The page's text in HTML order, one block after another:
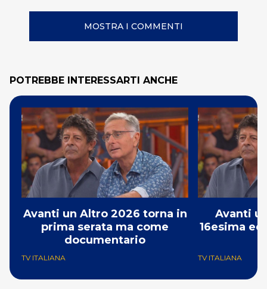
MOSTRA I COMMENTI
POTREBBE INTERESSARTI ANCHE
Avanti un Altro 2026 torna in
prima serata ma come
documentario
TV ITALIANA
Avanti
16esima
TV ITALIANA